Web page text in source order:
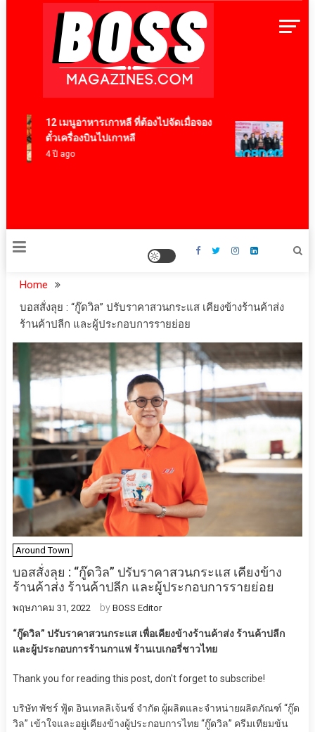
BossMagazinesThailand
12 เมนูอาหารเกาหลี ที่ต้องไปจัดเมื่อจอง
ตั๋วเครื่องบินไปเกาหลี
4 ปี ago
Home
บอสสั่งลุย : “กู๊ดวิล” ปรับราคาสวนกระแส เคียงข้างร้านค้าส่ง
ร้านค้าปลีก และผู้ประกอบการรายย่อย
Around Town
บอสสั่งลุย : “กู๊ดวิล” ปรับราคาสวนกระแส เคียงข้าง
ร้านค้าส่ง ร้านค้าปลีก และผู้ประกอบการรายย่อย
พฤษภาคม 31, 2022 by BOSS Editor
“กู๊ดวิล” ปรับราคาสวนกระแส เพื่อเคียงข้างร้านค้าส่ง ร้านค้าปลีก
และผู้ประกอบการร้านกาแฟ ร้านเบเกอรี่ชาวไทย
Thank you for reading this post, don't forget to subscribe!
บริษัท พัชร์ ฟู้ด อินเทลลิเจ้นซ์ จำกัด ผู้ผลิตและจำหน่ายผลิตภัณฑ์ “กู๊ด
วิล” เข้าใจและอยู่เคียงข้างผู้ประกอบการไทย “กู๊ดวิล” ครีมเทียมข้น